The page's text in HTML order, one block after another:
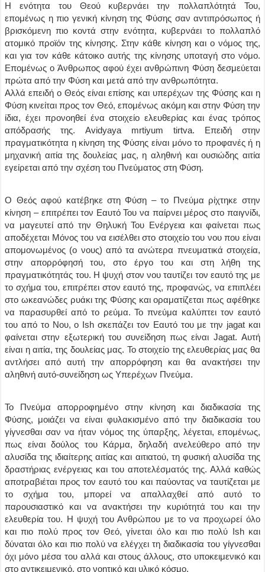
Η ενότητα του Θεού κυβερνάει την πολλαπλότητά Του,
επομένως η πιο γενική κίνηση της Φύσης σαν αντιπρόσωπος ή
βρισκόμενη πιο κοντά στην ενότητα, κυβερνάει το πολλαπλό
ατομικό προϊόν της κίνησης. Στην κάθε κίνηση και ο νόμος της,
και για τον κάθε κάτοικο αυτής της κίνησης υποταγή στο νόμο.
Επομένως ο Άνθρωπος αφού έχει ανθρώπινη Φύση δεσμεύεται
πρώτα από την Φύση και μετά από την ανθρωπότητα.
Αλλά επειδή ο Θεός είναι επίσης και υπερέχων της Φύσης και η
Φύση κινείται προς τον Θεό, επομένως ακόμη και στην Φύση την
ίδια, έχει προνοηθεί ένα στοιχείο ελευθερίας και ένας τρόπος
απόδρασής της. Avidyaya mrtiyum tirtva. Επειδή στην
πραγματικότητα η κίνηση της Φύσης είναι μόνο το προφανές ή η
μηχανική αιτία της δουλείας μας, η αληθινή και ουσιώδης αιτία
εγείρεται από την σχέση του Πνεύματος στη Φύση.
Ο Θεός αφού κατέβηκε στη Φύση – το Πνεύμα ρίχτηκε στην
κίνηση – επιτρέπει τον Εαυτό Του να παίρνει μέρος στο παιγνίδι,
να μαγευτεί από την Θηλυκή Του Ενέργεια και φαίνεται πως
αποδέχεται Μόνος του να εισέλθει στο στοιχείο του νου που είναι
απομονωμένος (ο νους) από τα ανώτερα πνευματικά στοιχεία,
στην απορρόφησή του, στο έργο του και στη λήθη της
πραγματικότητάς του. Η ψυχή στον νου ταυτίζει τον εαυτό της με
το σχήμα του, επιτρέπει στον εαυτό της, προφανώς, να επιπλέει
στο ωκεανώδες ρυάκι της Φύσης και οραματίζεται πως αφέθηκε
να παρασυρθεί από το ρεύμα. Το πνεύμα καλύπτει τον εαυτό
του από το Νου, ο Ish σκεπάζει τον Εαυτό του με την jagat και
φαίνεται στην εξωτερική του συνείδηση πως είναι Jagat. Αυτή
είναι η αιτία, της δουλείας μας. Το στοιχείο της ελευθερίας μας θα
αντλήσει από αυτή την απορρόφηση και θα ανακτήσει την
αληθινή αυτό-συνείδηση ως Υπερέχων Πνεύμα.
Το Πνεύμα απορροφημένο στην κίνηση και διαδικασία της
Φύσης, μοιάζει να είναι φυλακισμένο από την διαδικασία του
γίγνεσθαι σαν να ήταν νόμος της ύπαρξης, λέγεται, επομένως,
πως είναι δούλος του Κάρμα, δηλαδή ανελεύθερο από την
αλυσίδα της ιδιαίτερης αιτίας και αιτιατού, τη φυσική αλυσίδα της
δραστήριας ενέργειας και του αποτελέσματός της. Αλλά καθώς
αποτραβιέται προς τον εαυτό του και παύοντας να ταυτίζεται με
το σχήμα του, μπορεί να απαλλαχθεί από αυτό το
παρουσιαστικό και να ανακτήσει την κυριότητά του και την
ελευθερία του. Η ψυχή του Ανθρώπου με το να προχωρεί όλο
και πιο πολύ προς τον Θεό, γίνεται όλο και πιο πολύ Ish και
δύναται όλο και πιο πολύ να ελέγχει τη διαδικασία του γίγνεσθαι
όχι μόνο μέσα του αλλά και στους άλλους, στο υποκειμενικό και
στο αντικειμενικό, στο νοητικό και υλικό κόσμο.